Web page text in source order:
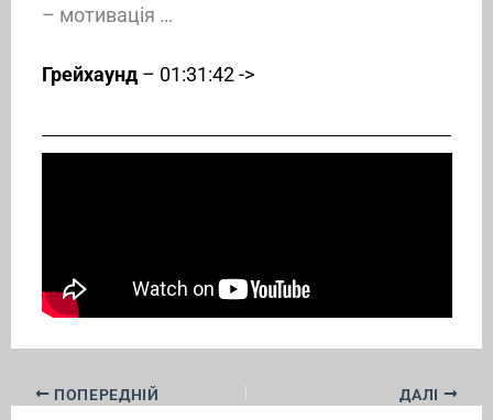
– мотивація …
Грейхаунд– 01:31:42 ->
ПОПЕРЕДНІЙ ДАЛІ